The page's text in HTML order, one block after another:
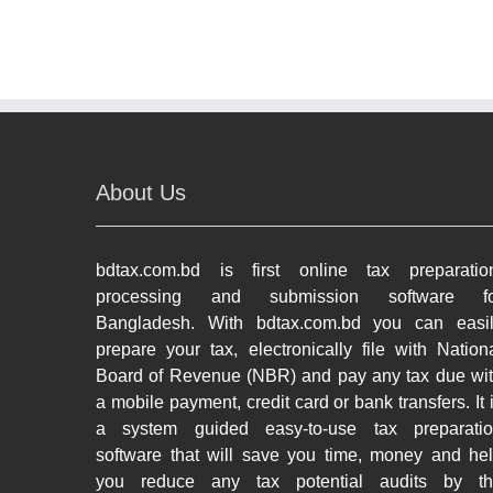
About Us
bdtax.com.bd is first online tax
processing and submission software
Bangladesh. With bdtax.com.bd you can
prepare your tax, electronically file with
Board of Revenue (NBR) and pay any tax due
a mobile payment, credit card or bank transfers. It
a system guided easy-to-use tax
software that will save you time, money and
you reduce any tax potential audits by